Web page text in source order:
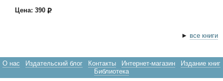
Цена: 390
► все книги
О нас Издательский блог Контакты Интернет-магазин
Издание книг
Библиотека